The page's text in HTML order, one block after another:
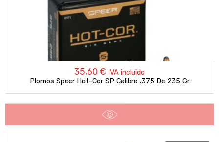
22,95 €
35,60 € IVA incluido
Plomos Speer Hot-Cor SP Calibre .375 De 235 Gr